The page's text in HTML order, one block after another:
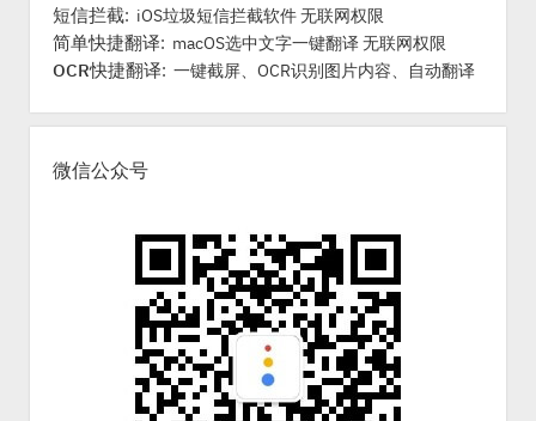
短信拦截: iOS垃圾短信拦截软件 无联网权限
简单快捷翻译: macOS选中文字一键翻译 无联网权限
OCR快捷翻译: 一键截屏、OCR识别图片内容、自动翻译
微信公众号